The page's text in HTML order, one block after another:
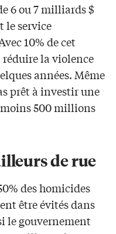
6 ou 7 milliards $
le service
10% de cet
réduire la violence
années. Même
prêt à investir une
500 millions
de rue
des homicides
être évités dans
le gouvernement